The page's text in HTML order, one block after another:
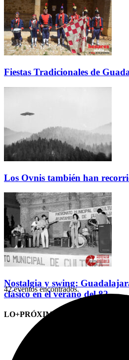
Fiestas Tradicionales de
Los Ovnis también han
Nostalgia y swing:
clásico en el verano del 82
LO+PRÓXIMO (CITAS)
42 eventos encontrados.